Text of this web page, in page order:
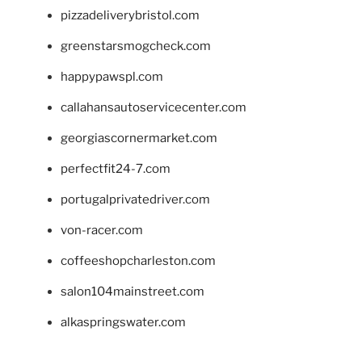
pizzadeliverybristol.com
greenstarsmogcheck.com
happypawspl.com
callahansautoservicecenter.com
georgiascornermarket.com
perfectfit24-7.com
portugalprivatedriver.com
von-racer.com
coffeeshopcharleston.com
salon104mainstreet.com
alkaspringswater.com